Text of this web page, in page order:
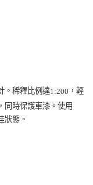
。稀釋比例達1:200 ，輕
同時保護車漆。使用
狀態。